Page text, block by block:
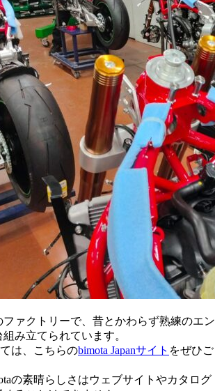
ァクトリーで、昔とかわらず熟練のエン
み立てられています。
は、こちらのbimota Japanサイト をぜひご
の素晴らしさはウェブサイトやカタログ